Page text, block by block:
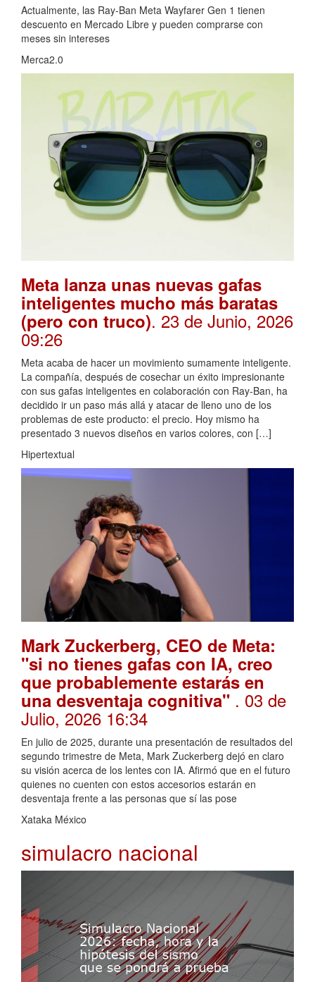
Actualmente, las Ray-Ban Meta Wayfarer Gen 1 tienen
descuento en Mercado Libre y pueden comprarse con
meses sin intereses
Merca2.0
Meta lanza unas nuevas gafas
inteligentes mucho más baratas
(pero con truco). 23 de Junio, 2026
09:26
Meta acaba de hacer un movimiento sumamente inteligente.
La compañía, después de cosechar un éxito impresionante
con sus gafas inteligentes en colaboración con Ray-Ban, ha
decidido ir un paso más allá y atacar de lleno uno de los
problemas de este producto: el precio. Hoy mismo ha
presentado 3 nuevos diseños en varios colores, con […]
Hipertextual
Mark Zuckerberg, CEO de Meta:
"si no tienes gafas con IA, creo
que probablemente estarás en
una desventaja cognitiva" . 03 de
Julio, 2026 16:34
En julio de 2025, durante una presentación de resultados del
segundo trimestre de Meta, Mark Zuckerberg dejó en claro
su visión acerca de los lentes con IA. Afirmó que en el futuro
quienes no cuenten con estos accesorios estarán en
desventaja frente a las personas que sí las pose
Xataka México
simulacro nacional